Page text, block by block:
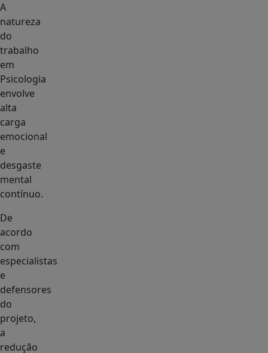
A
natureza
do
trabalho
em
Psicologia
envolve
alta
carga
emocional
e
desgaste
mental
contínuo.
De
acordo
com
especialistas
e
defensores
do
projeto,
a
redução